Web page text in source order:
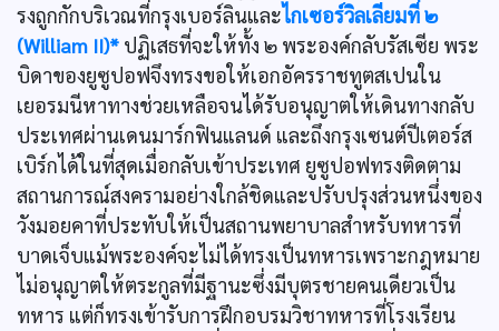
รงถูกกักบริเวณที่กรุงเบอร์ลินและไกเซอร์วิลเลียมที่ ๒
(William II)* ปฏิเสธที่จะให้ทั้ง ๒ พระองค์กลับรัสเซีย พระ
บิดาของยูซูปอฟจึงทรงขอให้เอกอัครราชทูตสเปนใน
เยอรมนีหาทางช่วยเหลือจนได้รับอนุญาตให้เดินทางกลับ
ประเทศผ่านเดนมาร์กฟินแลนด์ และถึงกรุงเซนต์ปีเตอร์ส
เบิร์กได้ในที่สุดเมื่อกลับเข้าประเทศ ยูซูปอฟทรงติดตาม
สถานการณ์สงครามอย่างใกล้ชิดและปรับปรุงส่วนหนึ่งของ
วังมอยคาที่ประทับให้เป็นสถานพยาบาลสำหรับทหารที่
บาดเจ็บแม้พระองค์จะไม่ได้ทรงเป็นทหารเพราะกฎหมาย
ไม่อนุญาตให้ตระกูลที่มีฐานะซึ่งมีบุตรชายคนเดียวเป็น
ทหาร แต่ก็ทรงเข้ารับการฝึกอบรมวิชาทหารที่โรงเรียน